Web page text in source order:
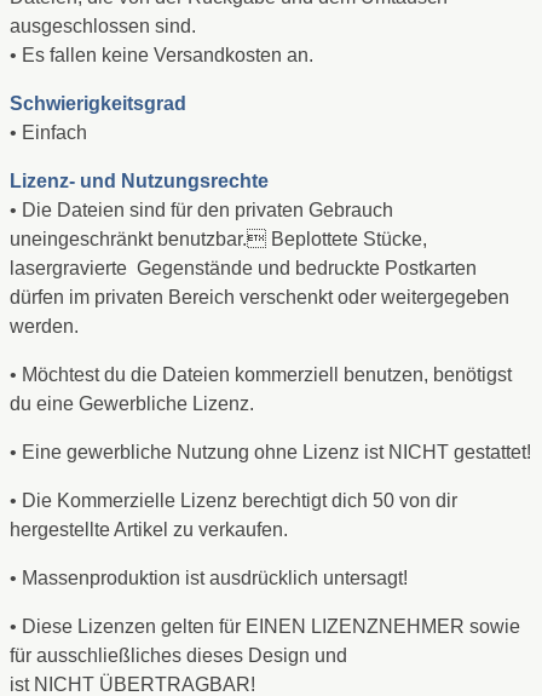
ausgeschlossen sind.
• Es fallen keine Versandkosten an.
Schwierigkeitsgrad
• Einfach
Lizenz- und Nutzungsrechte
• Die Dateien sind für den privaten Gebrauch
uneingeschränkt benutzbar. Beplottete Stücke,
lasergravierte Gegenstände und bedruckte Postkarten
dürfen im privaten Bereich verschenkt oder weitergegeben
werden.
• Möchtest du die Dateien kommerziell benutzen, benötigst
du eine Gewerbliche Lizenz.
• Eine gewerbliche Nutzung ohne Lizenz ist NICHT gestattet!
• Die Kommerzielle Lizenz berechtigt dich 50 von dir
hergestellte Artikel zu verkaufen.
• Massenproduktion ist ausdrücklich untersagt!
• Diese Lizenzen gelten für EINEN LIZENZNEHMER sowie
für ausschließliches dieses Design und
ist NICHT ÜBERTRAGBAR!